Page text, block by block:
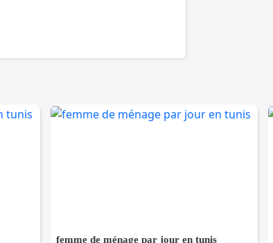
femme de ménage par jour en tunis